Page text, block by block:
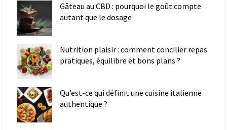
Gâteau au CBD : pourquoi le goût compte
autant que le dosage
Nutrition plaisir : comment concilier repas
pratiques, équilibre et bons plans ?
Qu’est-ce qui définit une cuisine italienne
authentique ?